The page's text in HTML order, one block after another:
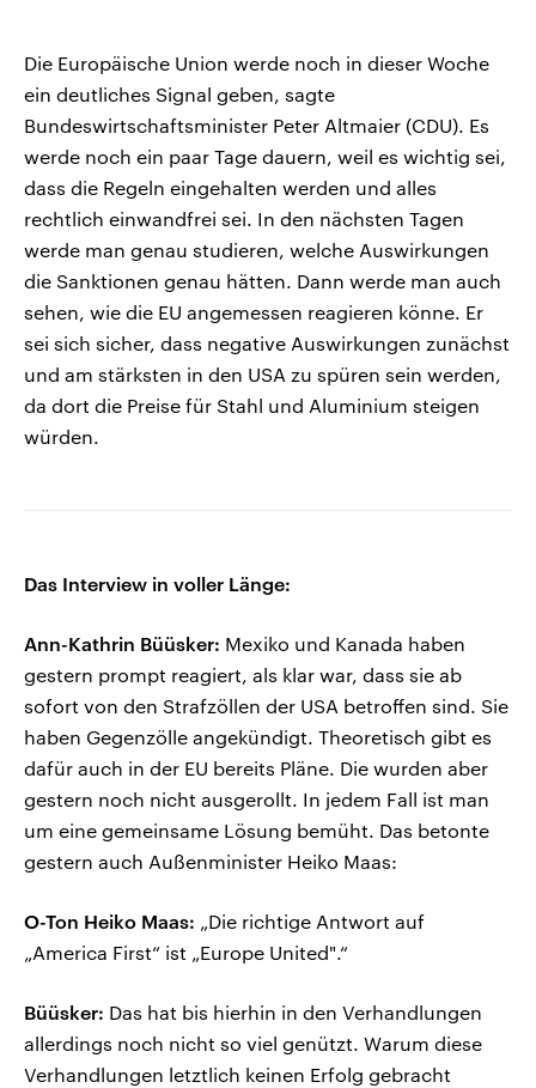
Die Europäische Union werde noch in dieser Woche
ein deutliches Signal geben, sagte
Bundeswirtschaftsminister Peter Altmaier (CDU). Es
werde noch ein paar Tage dauern, weil es wichtig sei,
dass die Regeln eingehalten werden und alles
rechtlich einwandfrei sei. In den nächsten Tagen
werde man genau studieren, welche Auswirkungen
die Sanktionen genau hätten. Dann werde man auch
sehen, wie die EU angemessen reagieren könne. Er
sei sich sicher, dass negative Auswirkungen zunächst
und am stärksten in den USA zu spüren sein werden,
da dort die Preise für Stahl und Aluminium steigen
würden.
Das Interview in voller Länge:
Ann-Kathrin Büüsker: Mexiko und Kanada haben
gestern prompt reagiert, als klar war, dass sie ab
sofort von den Strafzöllen der USA betroffen sind. Sie
haben Gegenzölle angekündigt. Theoretisch gibt es
dafür auch in der EU bereits Pläne. Die wurden aber
gestern noch nicht ausgerollt. In jedem Fall ist man
um eine gemeinsame Lösung bemüht. Das betonte
gestern auch Außenminister Heiko Maas:
O-Ton Heiko Maas: „Die richtige Antwort auf
„America First“ ist „Europe United".“
Büüsker: Das hat bis hierhin in den Verhandlungen
allerdings noch nicht so viel genützt. Warum diese
Verhandlungen letztlich keinen Erfolg gebracht